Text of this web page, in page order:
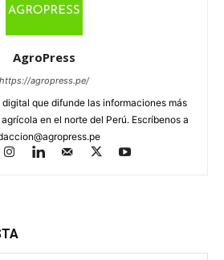
AgroPress
https://agropress.pe/
que difunde las informaciones más
en el norte del Perú. Escríbenos a